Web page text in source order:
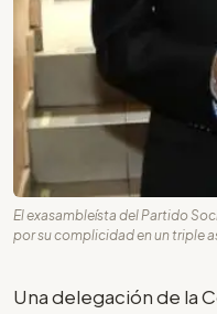
El exasambleísta del Partido
por su complicidad en un triple
Una delegación de la